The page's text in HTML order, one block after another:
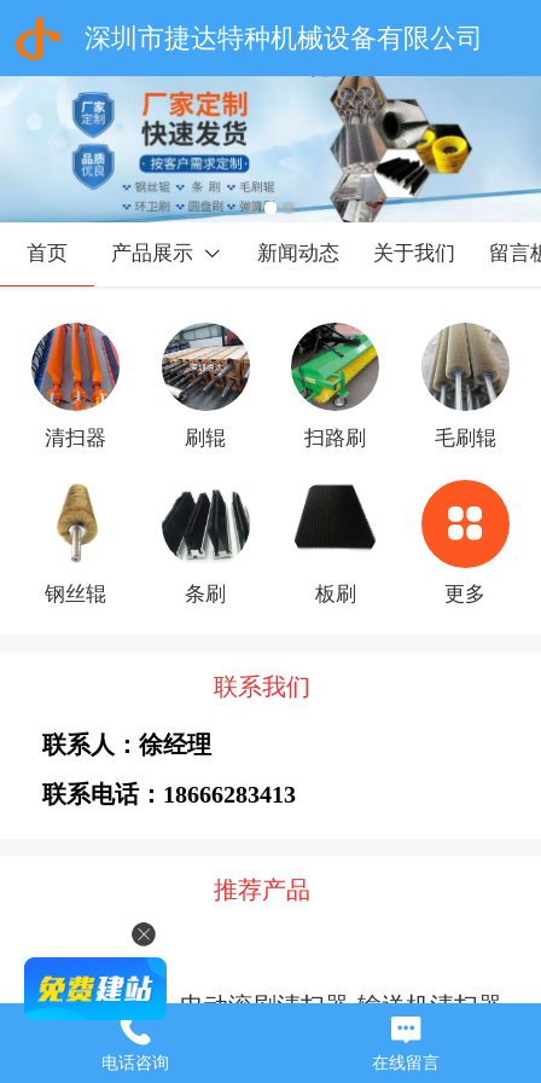
深圳市捷达特种机械设备有限公司
首页 产品展示 新闻动态 关于我们 留言
清扫器 刷辊 扫路刷 毛刷辊
钢丝辊 条刷 板刷 更多
联系我们
联系人：徐经理
联系电话：18666283413
推荐产品
电动滚刷清扫器-输送机清扫器-皮带清扫器
电话咨询 在线留言